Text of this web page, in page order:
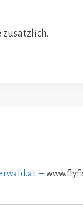
zusätzlich.
–